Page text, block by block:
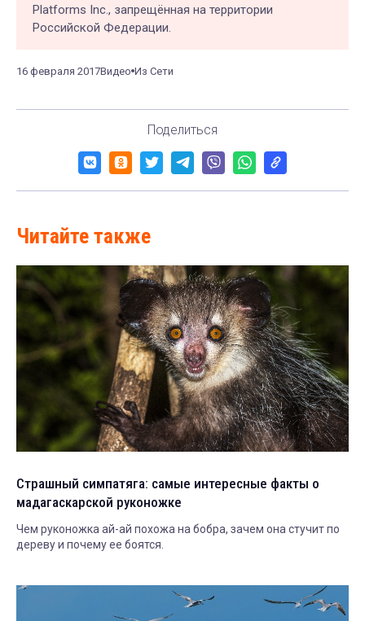
Platforms Inc., запрещённая на территории
Российской Федерации.
16 февраля 2017Видео Из Сети
Поделиться
Читайте также
Страшный симпатяга: самые интересные факты о
мадагаскарской руконожке
Чем руконожка ай-ай похожа на бобра, зачем она стучит по
дереву и почему ее боятся.